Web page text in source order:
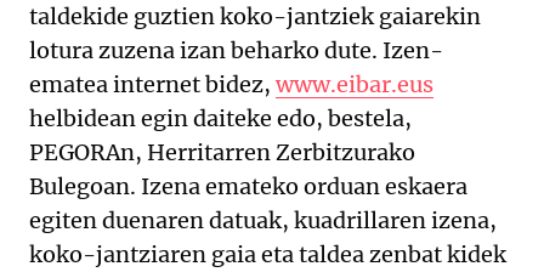
taldekide guztien koko-jantziek gaiarekin
lotura zuzena izan beharko dute. Izen-
ematea internet bidez, www.eibar.eus
helbidean egin daiteke edo, bestela,
PEGORAn, Herritarren Zerbitzurako
Bulegoan. Izena emateko orduan eskaera
egiten duenaren datuak, kuadrillaren izena,
koko-jantziaren gaia eta taldea zenbat kidek